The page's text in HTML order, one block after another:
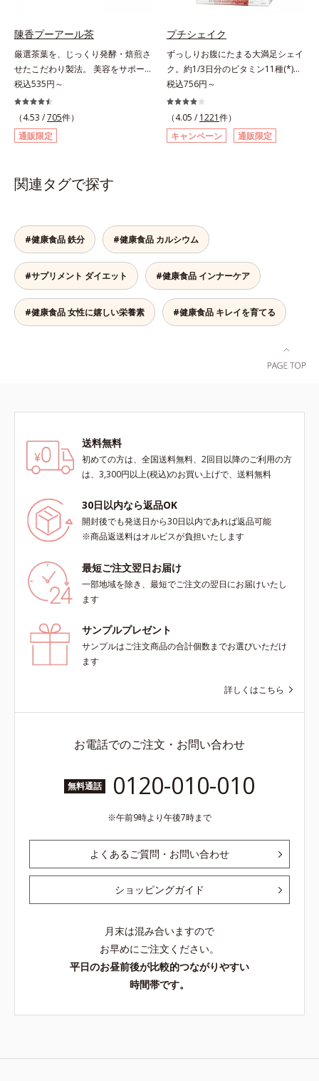
す。1日の目安量は2粒だけだから、
サッと飲みやすく手軽に続けやす
い！ 小さな粒に素材のもつ力をぎ
ゅっと閉じ込めた、食べたい女性の
ためのおまもりサプリです。
ペプチドを使用しています。
陳香プーアール茶
厳選茶葉を、じっくり発酵・焙煎さ
せたこだわり製法。 美容をサポー
トする没食子（ポリフェノール）配
合で、 本格的な味と美容ケアが楽
しめます。。胃腸にやさしい0kcal
の、ダイエット中にうれしいプ―ア
ール茶です。ホットでもアイスでも
は、芳醇な香りとまろやかな味わい
用し、茶成分が浸出しやすい若葉だ
けを使用しました。特有の没食子酸
（ボッショクシサン）がダイエット
をサポート。香ばしく、まろやかな
味わいで、毎日の食事といっしょに
お召し上がりいただけます。
税込535円～
（4.53 /705件）
通販限定
プチシェイク
ずっしりお腹にたまる大満足シェイ
ク。約1/3日分のビタミン11種(*)・
鉄分・食物繊維配合でダイエットと
美容をしっかりサポート。食事とお
きかえるだけで簡単にカロリーを抑
えつつ、果実のいいところをまるご
と使って栄養バランスUP。食物繊
い栄養、空腹具合に合わせて食べ方
のアレンジは自由自在！自然な果実
の味を活かした美味しさで、ハッピ
ーなダイエットを目指します。* ビ
タミンA、B1、B2、B6、B12、C、
D、E、ナイアシン、パントテン
酸、葉酸各商品の詳しい情報は商品
税込756円～
（4.05 / 1221件）
キャンペーン
通販限定
関連タグで探す
#健康食品 鉄分 #健康食品 カルシウム
#サプリメント ダイエット #健康食品 インナーケア
#健康食品 女性に嬉しい栄養素 #健康食品 キレイを育てる
送料無料
初めての方は、全国送料無料、2回目以降のご利用の方
は、3,300円以上(税込)のお買い上げで、送料無料
30日以内なら返品OK
開封後でも発送日から30日以内であれば返品可能
※商品返送料はオルビスが負担いたします
最短ご注文翌日お届け
一部地域を除き、最短でご注文の翌日にお届けいたし
ます
サンプルプレゼント
サンプルはご注文商品の合計個数までお選びいただけ
ます
詳しくはこちら
お電話でのご注文・お問い合わせ
無料通話 0120-010-010
午前9時より午後7時まで
よくあるご質問・お問い合わせ
ショッピングガイド
月末は混み合いますので
お早めにご注文ください。
平日のお昼前後が比較的つながりやすい
時間帯です。